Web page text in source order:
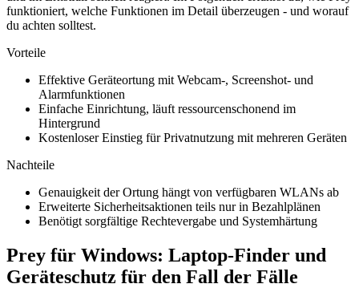
funktioniert, welche Funktionen im Detail überzeugen - und worauf
du achten solltest.
Vorteile
Effektive Geräteortung mit Webcam-, Screenshot- und
Alarmfunktionen
Einfache Einrichtung, läuft ressourcenschonend im
Hintergrund
Kostenloser Einstieg für Privatnutzung mit mehreren Geräten
Nachteile
Genauigkeit der Ortung hängt von verfügbaren WLANs ab
Erweiterte Sicherheitsaktionen teils nur in Bezahlplänen
Benötigt sorgfältige Rechtevergabe und Systemhärtung
Prey für Windows: Laptop-Finder und
Geräteschutz für den Fall der Fälle